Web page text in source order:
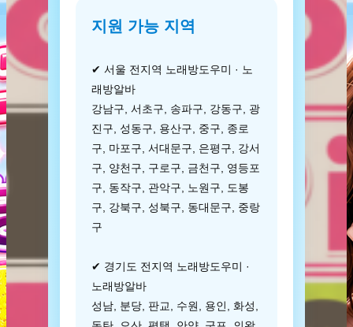
지원 가능 지역
✔ 서울 전지역 노래방도우미 · 노
래방알바
강남구, 서초구, 송파구, 강동구, 광
진구, 성동구, 용산구, 중구, 종로
구, 마포구, 서대문구, 은평구, 강서
구, 양천구, 구로구, 금천구, 영등포
구, 동작구, 관악구, 노원구, 도봉
구, 강북구, 성북구, 동대문구, 중랑
구
✔ 경기도 전지역 노래방도우미 ·
노래방알바
성남, 분당, 판교, 수원, 용인, 화성,